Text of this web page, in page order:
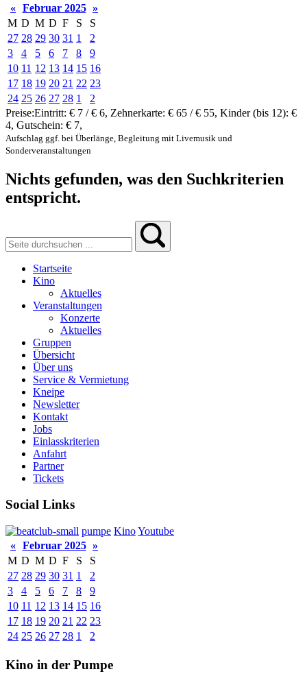
« Februar 2025 »
M D M D F S
S
27 28 29 30 31 1
2
3
4 5 6 7 8
9
10 11 12 13 14 15 16
17 18 19 20 21 22 23
24 25 26 27 28 1
2
Preise:Eintritt: € 7 / € 6, Zehnerkarte: € 65 / € 55, Kinder (bis 12): €
4, Gutschein: € 7,
Aufschlag ggf. bei Überlänge, Begleitung mit Livemusik und
Sonderveranstaltungen
Nichts gefunden, was den Suchkriterien
entspricht.
Startseite
Kino
Aktuelles
Veranstaltungen
Konzerte
Aktuelles
Gruppen
Übersicht
Über uns
Service & Vermietung
Kneipe
Newsletter
Kontakt
Jobs
Einlasskriterien
Anfahrt
Partner
Tickets
Social Links
pumpe KinoYoutube
« Februar 2025 »
M D M D F S
S
27 28 29 30 31 1
2
3
4 5 6 7 8
9
10 11 12 13 14 15 16
17 18 19 20 21 22 23
24 25 26 27 28 1 2
Kino in der Pumpe